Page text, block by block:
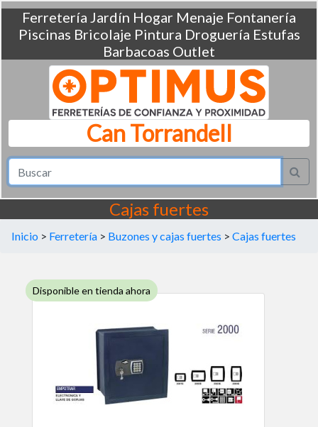
Ferretería Jardín Hogar Menaje Fontanería
Piscinas Bricolaje Pintura Droguería Estufas
Barbacoas Outlet
Can Torrandell
Cajas fuertes
Inicio > Ferretería > Buzones y cajas fuertes > Cajas fuertes
Disponible en tienda ahora